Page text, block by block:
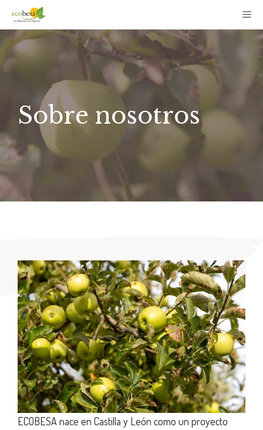
contenido
Sobre nosotros
ECOBESA nace en Castilla y León como un proyecto